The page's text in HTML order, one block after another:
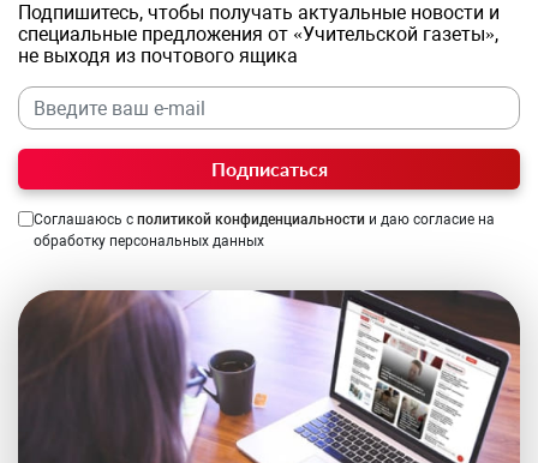
Подпишитесь, чтобы получать актуальные новости и
специальные предложения от «Учительской газеты»,
не выходя из почтового ящика
Подписаться
Соглашаюсь с политикой конфиденциальности и даю согласие на
обработку персональных данных